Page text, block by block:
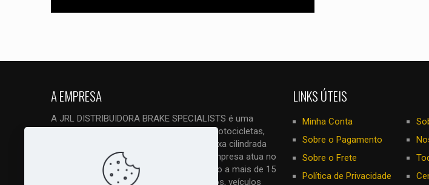
A EMPRESA
A JRL DISTRIBUIDORA BRAKE SPECIALISTS é uma
empresa ESPECIALIZADA em freios de motocicletas,
quadriciclos, triciclos e UTVs, tanto de baixa cilindrada
como principalmente de alta cilindrada. Empresa atua no
mercado com vendas em atacado e varejo a mais de 15
anos. Trabalhamos com todos os modelos, veículos
LINKS ÚTEIS
Minha Conta
Sobre o Pagamento
Sobre o Frete
Política de Privacidade